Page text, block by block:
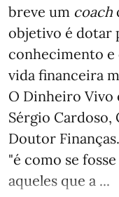
breve um coach
objetivo é dotar
conhecimento e
vida financeira
O Dinheiro Vivo
Sérgio
Doutor
"é como se
aqueles que a ...